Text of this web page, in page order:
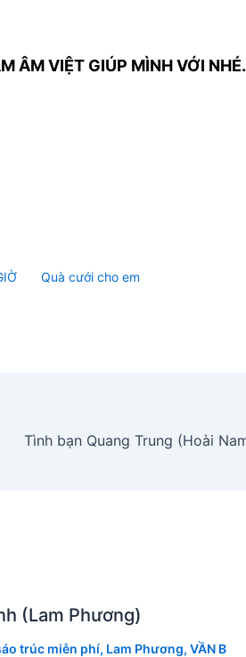
ÂM VIỆT GIÚP MÌNH VỚI NHÉ.
Quà cưới cho em
(Lam Phương)
trúc miễn phí, Lam Phương, VẦN B